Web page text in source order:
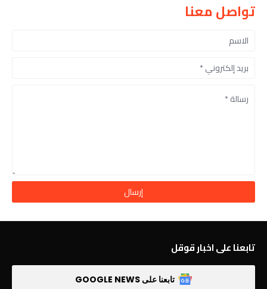
تواصل معنا
تابعنا على اخبار قوقل
تابعنا على GOOGLE NEWS